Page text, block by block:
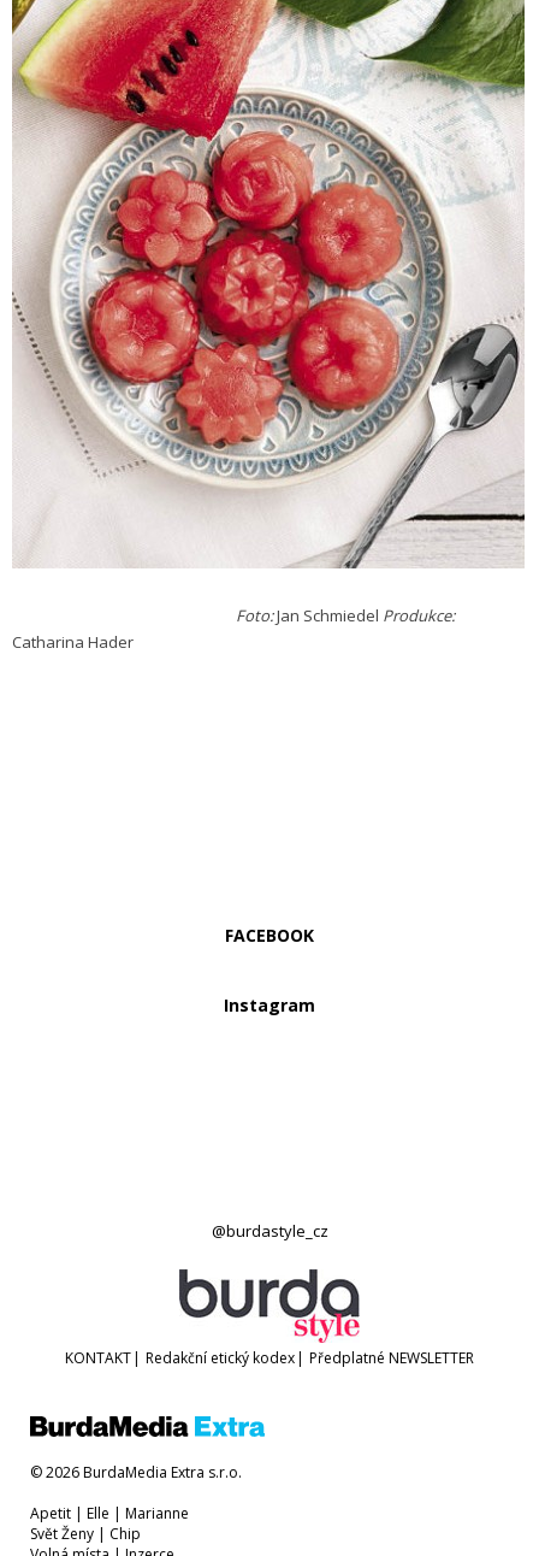
Foto:Jan Schmiedel Produkce:
Catharina Hader
FACEBOOK
Instagram
@burdastyle_cz
KONTAKT| Redakční etický kodex| Předplatné NEWSLETTER
© 2026 BurdaMedia Extra s.r.o.
Apetit | Elle | Marianne
Svět Ženy | Chip